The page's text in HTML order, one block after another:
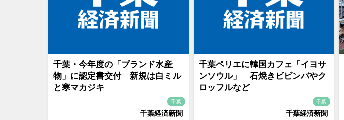
千葉・今年度の「ブランド水産
物」に認定書交付 新規は白ミル
と寒マカジキ
千葉
千葉経済新聞
千葉ペリエに韓国カフェ「イヨサ
ンソウル」 石焼きビビンバやク
ロッフルなど
千葉
千葉経済新聞